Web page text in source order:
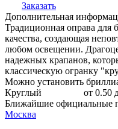
Заказать
Дополнительная
Традиционная оправа для
качества, создающая
любом освещении.
надежных крапанов,
классическую огранку
Можно установить
Круглый
от 0.50
Ближайшие официальные
Москва